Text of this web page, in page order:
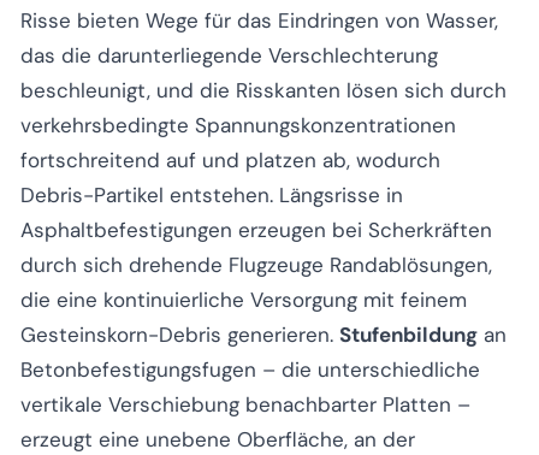
Risse bieten Wege für das Eindringen von Wasser,
das die darunterliegende Verschlechterung
beschleunigt, und die Risskanten lösen sich durch
verkehrsbedingte Spannungskonzentrationen
fortschreitend auf und platzen ab, wodurch
Debris-Partikel entstehen. Längsrisse in
Asphaltbefestigungen erzeugen bei Scherkräften
durch sich drehende Flugzeuge Randablösungen,
die eine kontinuierliche Versorgung mit feinem
Gesteinskorn-Debris generieren. Stufenbildung an
Betonbefestigungsfugen – die unterschiedliche
vertikale Verschiebung benachbarter Platten –
erzeugt eine unebene Oberfläche, an der